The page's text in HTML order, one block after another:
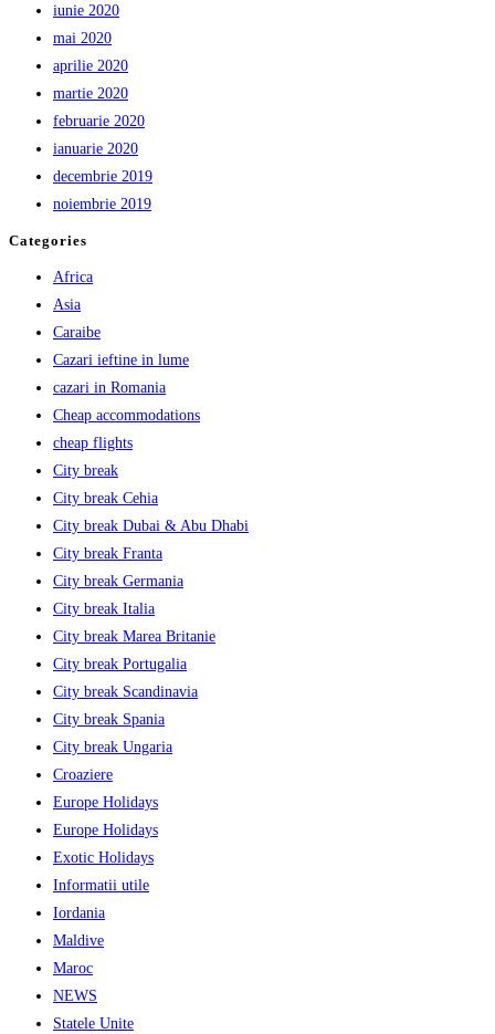
iunie 2020
mai 2020
aprilie 2020
martie 2020
februarie 2020
ianuarie 2020
decembrie 2019
noiembrie 2019
Categories
Africa
Asia
Caraibe
Cazari ieftine in lume
cazari in Romania
Cheap accommodations
cheap flights
City break
City break Cehia
City break Dubai & Abu Dhabi
City break Franta
City break Germania
City break Italia
City break Marea Britanie
City break Portugalia
City break Scandinavia
City break Spania
City break Ungaria
Croaziere
Europe Holidays
Europe Holidays
Exotic Holidays
Informatii utile
Iordania
Maldive
Maroc
NEWS
Statele Unite